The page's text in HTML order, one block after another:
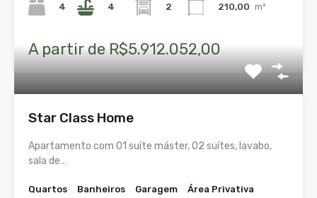
4
4
2
210,00 m²
A partir de R$5.912.052,00
Star Class Home
Apartamento com 01 suíte máster, 02 suítes, lavabo,
sala de…
Quartos
Banheiros
Garagem
Área Privativa